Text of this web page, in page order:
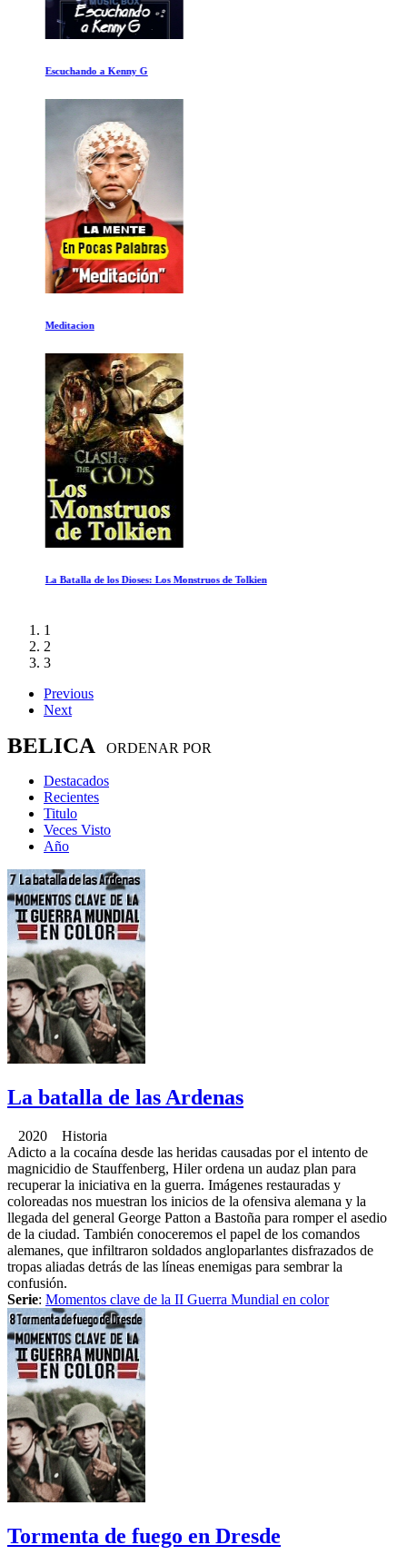
Escuchando a Kenny G
Meditacion
La Batalla de los Dioses: Los Monstruos de Tolkien
1
2
3
Previous
Next
BELICA ORDENAR POR
Destacados
Recientes
Titulo
Veces Visto
Año
La batalla de las Ardenas
2020 Historia
Adicto a la cocaína desde las heridas causadas por el intento de
magnicidio de Stauffenberg, Hiler ordena un audaz plan para
recuperar la iniciativa en la guerra. Imágenes restauradas y
coloreadas nos muestran los inicios de la ofensiva alemana y la
llegada del general George Patton a Bastoña para romper el asedio
de la ciudad. También conoceremos el papel de los comandos
alemanes, que infiltraron soldados angloparlantes disfrazados de
tropas aliadas detrás de las líneas enemigas para sembrar la
confusión.
Serie: Momentos clave de la II Guerra Mundial en color
Tormenta de fuego en Dresde